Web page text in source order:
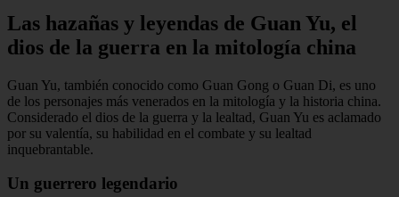
Las hazañas y leyendas de Guan Yu, el
dios de la guerra en la mitología china
Guan Yu, también conocido como Guan Gong o Guan Di, es uno
de los personajes más venerados en la mitología y la historia china.
Considerado el dios de la guerra y la lealtad, Guan Yu es aclamado
por su valentía, su habilidad en el combate y su lealtad
inquebrantable.
Un guerrero legendario